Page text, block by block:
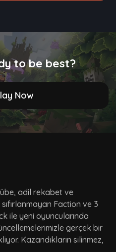
to be best?
Now
adil rekabet ve
Faction ve 3
ile yeni oyuncularında
gerçek bir
Kazandıkların silinmez,